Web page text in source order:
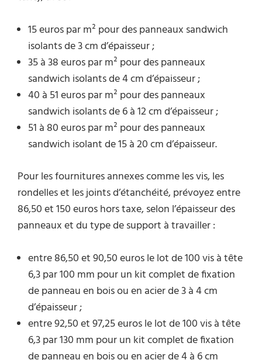
15 euros par m² pour des panneaux sandwich
isolants de 3 cm d’épaisseur ;
35 à 38 euros par m² pour des panneaux
sandwich isolants de 4 cm d’épaisseur ;
40 à 51 euros par m² pour des panneaux
sandwich isolants de 6 à 12 cm d’épaisseur ;
51 à 80 euros par m² pour des panneaux
sandwich isolant de 15 à 20 cm d’épaisseur.
Pour les fournitures annexes comme les vis, les
rondelles et les joints d’étanchéité, prévoyez entre
86,50 et 150 euros hors taxe, selon l’épaisseur des
panneaux et du type de support à travailler :
entre 86,50 et 90,50 euros le lot de 100 vis à tête
6,3 par 100 mm pour un kit complet de fixation
de panneau en bois ou en acier de 3 à 4 cm
d’épaisseur ;
entre 92,50 et 97,25 euros le lot de 100 vis à tête
6,3 par 130 mm pour un kit complet de fixation
de panneau en bois ou en acier de 4 à 6 cm